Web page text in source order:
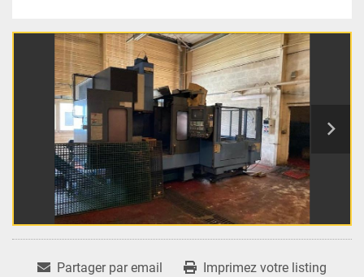
Partager par email Imprimez votre listing